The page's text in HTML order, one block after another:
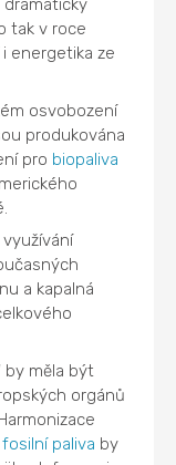
dramaticky
tak v roce
energetika ze
osvobození
produkována
pro biopaliva
a kapalná
by měla být
orgánů
fosilní paliva by